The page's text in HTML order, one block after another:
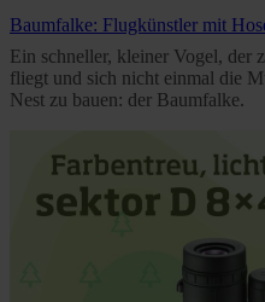
Further information on the
rights can be found in our
Baumfalke: Flugkünstler mit
Ein schneller, kleiner Vogel, der
fliegt und sich nicht einmal die
Nest zu bauen: der Baumfalke.